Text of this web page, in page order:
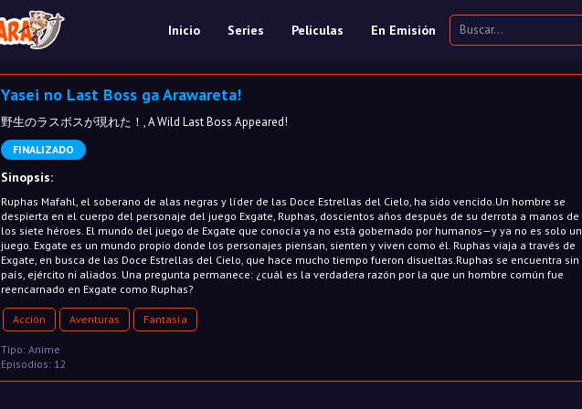
Inicio Series Películas En Emisión
Yasei no Last Boss ga Arawareta!
野生のラスボスが現れた！, A Wild Last Boss Appeared!
FINALIZADO
Sinopsis:
Ruphas Mafahl, el soberano de alas negras y líder de las Doce Estrellas del Cielo, ha sido vencido.Un hombre se
despierta en el cuerpo del personaje del juego Exgate, Ruphas, doscientos años después de su derrota a manos de
los siete héroes. El mundo del juego de Exgate que conocía ya no está gobernado por humanos—y ya no es solo un
juego. Exgate es un mundo propio donde los personajes piensan, sienten y viven como él. Ruphas viaja a través de
Exgate, en busca de las Doce Estrellas del Cielo, que hace mucho tiempo fueron disueltas.Ruphas se encuentra sin
país, ejército ni aliados. Una pregunta permanece: ¿cuál es la verdadera razón por la que un hombre común fue
reencarnado en Exgate como Ruphas?
Acción Aventuras Fantasía
Tipo: Anime
Episodios: 12